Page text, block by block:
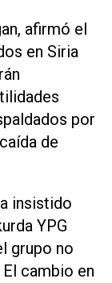
afirmó el
en Siria
por
de
insistido
YPG
grupo no
cambio en